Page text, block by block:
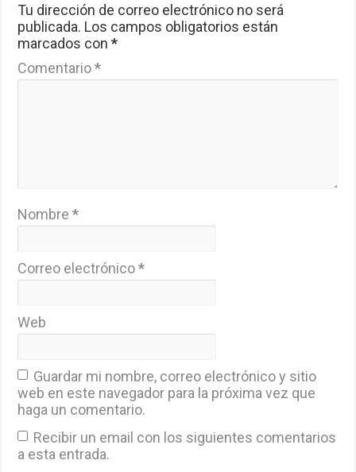
Tu dirección de correo electrónico no será
publicada. Los campos obligatorios están
marcados con*
Comentario*
Nombre*
Correo electrónico*
Web
Guardar mi nombre, correo electrónico y sitio
web en este navegador para la próxima vez que
haga un comentario.
Recibir un email con los siguientes comentarios
a esta entrada.